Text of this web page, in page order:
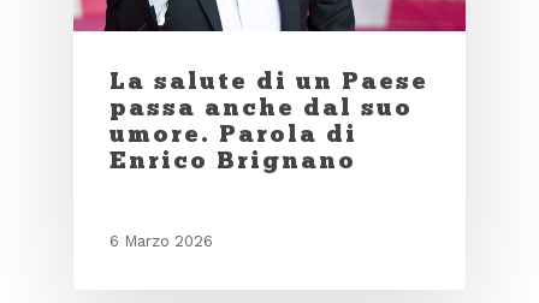
La salute di un Paese
passa anche dal suo
umore. Parola di
Enrico Brignano
6 Marzo 2026